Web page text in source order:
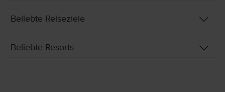
Beliebte Reiseziele
Beliebte Resorts